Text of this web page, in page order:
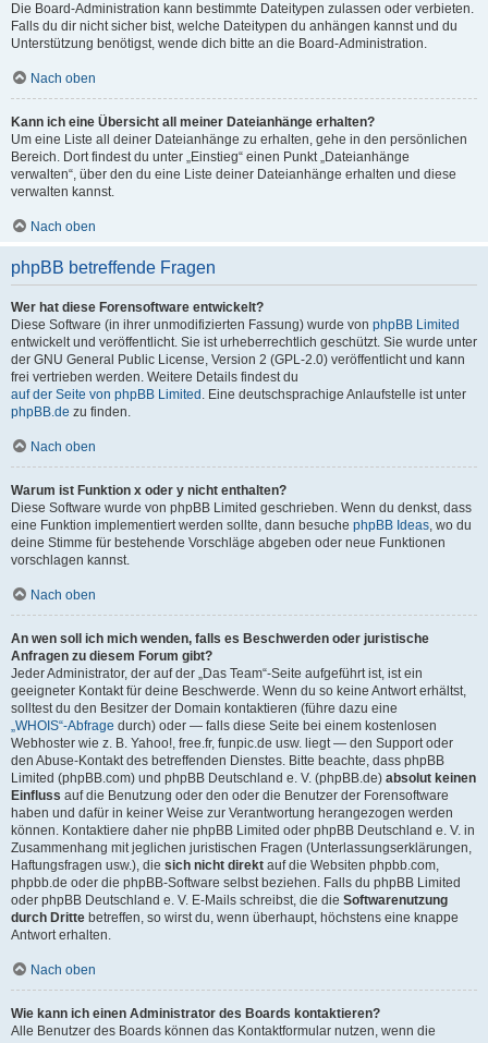
Die Board-Administration kann bestimmte Dateitypen zulassen oder verbieten.
Falls du dir nicht sicher bist, welche Dateitypen du anhängen kannst und du
Unterstützung benötigst, wende dich bitte an die Board-Administration.
Nach oben
Kann ich eine Übersicht all meiner Dateianhänge erhalten?
Um eine Liste all deiner Dateianhänge zu erhalten, gehe in den persönlichen
Bereich. Dort findest du unter „Einstieg“ einen Punkt „Dateianhänge
verwalten“, über den du eine Liste deiner Dateianhänge erhalten und diese
verwalten kannst.
Nach oben
phpBB betreffende Fragen
Wer hat diese Forensoftware entwickelt?
Diese Software (in ihrer unmodifizierten Fassung) wurde von phpBB Limited
entwickelt und veröffentlicht. Sie ist urheberrechtlich geschützt. Sie wurde unter
der GNU General Public License, Version 2 (GPL-2.0) veröffentlicht und kann
frei vertrieben werden. Weitere Details findest du
auf der Seite von phpBB Limited . Eine deutschsprachige Anlaufstelle ist unter
phpBB.de zu finden.
Nach oben
Warum ist Funktion x oder y nicht enthalten?
Diese Software wurde von phpBB Limited geschrieben. Wenn du denkst, dass
eine Funktion implementiert werden sollte, dann besuche phpBB Ideas, wo du
deine Stimme für bestehende Vorschläge abgeben oder neue Funktionen
vorschlagen kannst.
Nach oben
An wen soll ich mich wenden, falls es Beschwerden oder juristische
Anfragen zu diesem Forum gibt?
Jeder Administrator, der auf der „Das Team“-Seite aufgeführt ist, ist ein
geeigneter Kontakt für deine Beschwerde. Wenn du so keine Antwort erhältst,
solltest du den Besitzer der Domain kontaktieren (führe dazu eine
„WHOIS“-Abfrage durch) oder — falls diese Seite bei einem kostenlosen
Webhoster wie z. B. Yahoo!, free.fr, funpic.de usw. liegt — den Support oder
den Abuse-Kontakt des betreffenden Dienstes. Bitte beachte, dass phpBB
Limited (phpBB.com) und phpBB Deutschland e. V. (phpBB.de) absolut keinen
Einfluss auf die Benutzung oder den oder die Benutzer der Forensoftware
haben und dafür in keiner Weise zur Verantwortung herangezogen werden
können. Kontaktiere daher nie phpBB Limited oder phpBB Deutschland e. V. in
Zusammenhang mit jeglichen juristischen Fragen (Unterlassungserklärungen,
Haftungsfragen usw.), die sich nicht direkt auf die Websiten phpbb.com,
phpbb.de oder die phpBB-Software selbst beziehen. Falls du phpBB Limited
oder phpBB Deutschland e. V. E-Mails schreibst, die die Softwarenutzung
durch Dritte betreffen, so wirst du, wenn überhaupt, höchstens eine knappe
Antwort erhalten.
Nach oben
Wie kann ich einen Administrator des Boards kontaktieren?
Alle Benutzer des Boards können das Kontaktformular nutzen, wenn die